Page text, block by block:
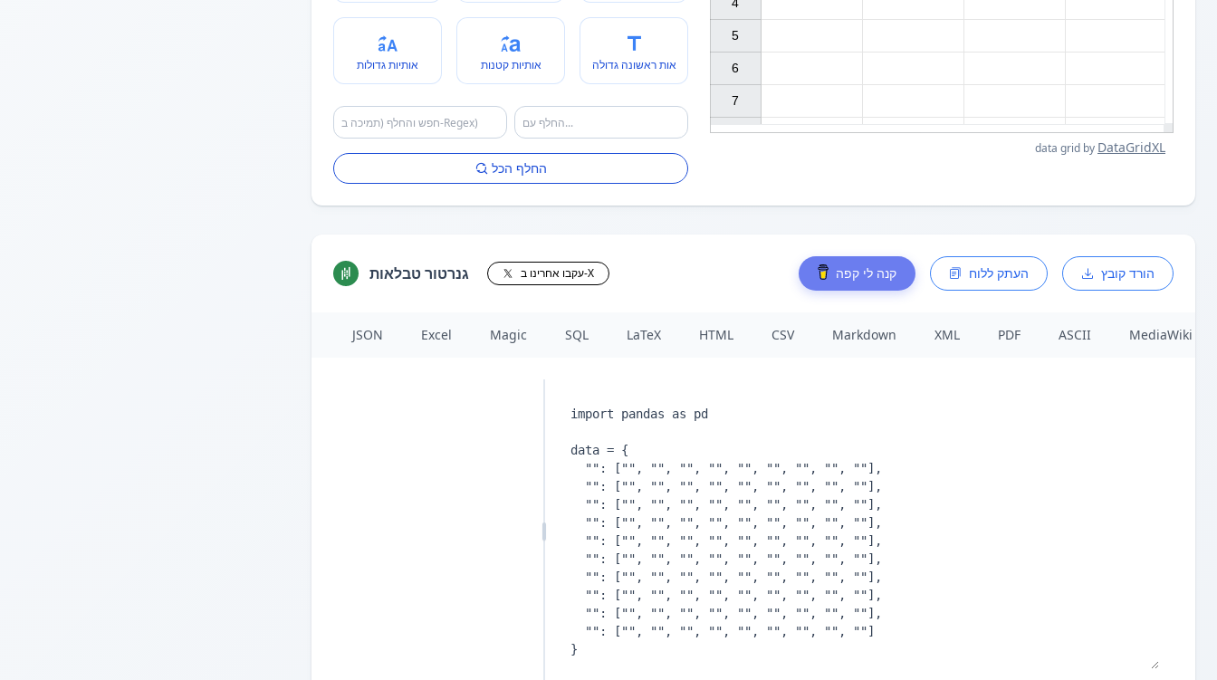
אותיות גדולות אותיות קטנות אות ראשונה גדולה
החלף הכל
data grid by DataGridXL
5
6
7
גנרטור טבלאות עקבו אחרינו ב-X קנה לי קפה העתק ללוח הורד קובץ
JSON Excel Magic SQL LaTeX HTML CSV Markdown XML PDF ASCII MediaWiki